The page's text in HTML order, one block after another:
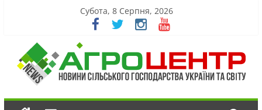
Субота, 8 Серпня, 2026